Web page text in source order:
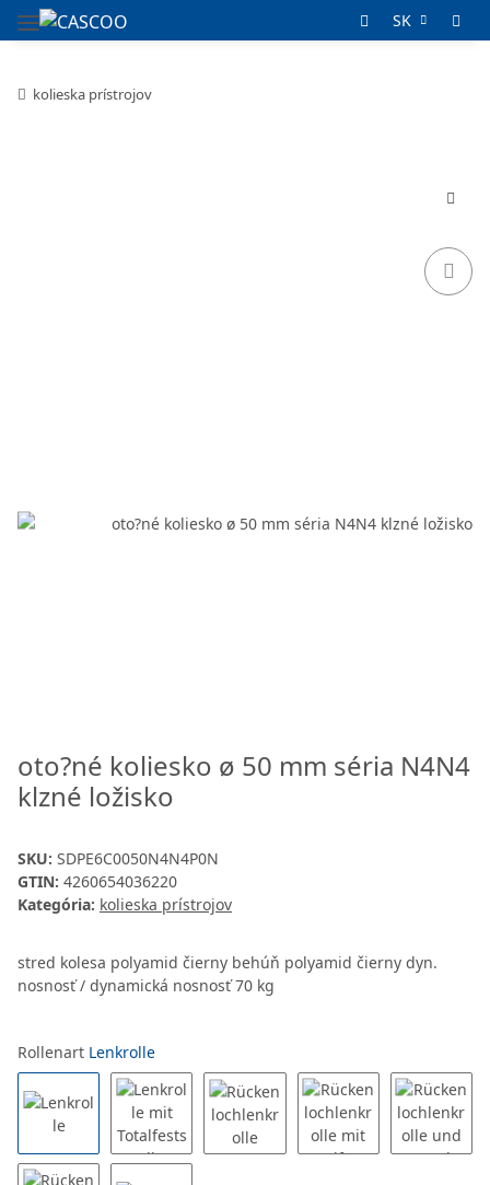
SK
kolieska prístrojov
oto?né koliesko ø 50 mm séria N4N4
klzné ložisko
SKU: SDPE6C0050N4N4P0N
GTIN: 4260654036220
Kategória: kolieska prístrojov
stred kolesa polyamid čierny behúň polyamid čierny dyn.
nosnosť / dynamická nosnosť 70 kg
Rollenart Lenkrolle